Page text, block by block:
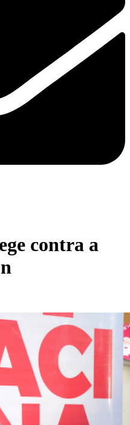
contra a